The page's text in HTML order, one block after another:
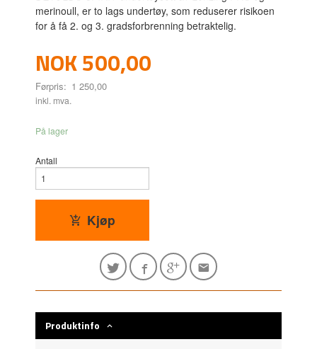
merinoull, er to lags undertøy, som reduserer risikoen
for å få 2. og 3. gradsforbrenning betraktelig.
Tilbud
NOK500,00
Førpris: 1 250,00
Rabatt
inkl. mva.
På lager
Antall
Kjøp
Produktinfo